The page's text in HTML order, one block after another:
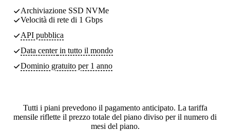
Archiviazione SSD NVMe
Velocità di rete di 1 Gbps
API pubblica
Data centerin tutto il mondo
Dominio gratuito per 1 anno
Tutti i piani prevedono il pagamento anticipato. La tariffa
mensile riflette il prezzo totale del piano diviso per il numero di
mesi del piano.